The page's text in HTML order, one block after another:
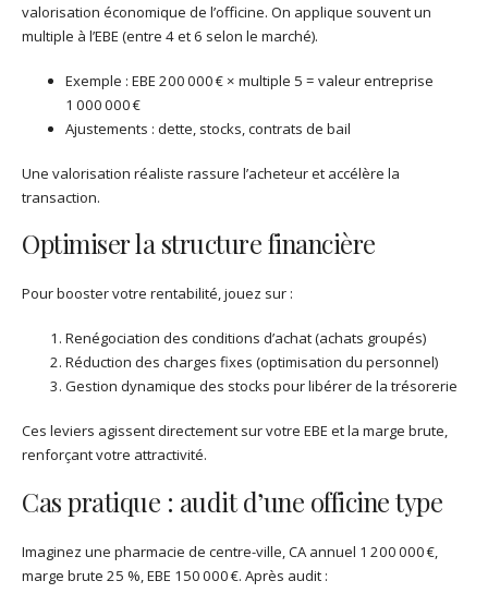
valorisation économique de l’officine. On applique souvent un
multiple à l’EBE (entre 4 et 6 selon le marché).
Exemple : EBE 200 000 € × multiple 5 = valeur entreprise
1 000 000 €
Ajustements : dette, stocks, contrats de bail
Une valorisation réaliste rassure l’acheteur et accélère la
transaction.
Optimiser la structure financière
Pour booster votre rentabilité, jouez sur :
Renégociation des conditions d’achat (achats groupés)
Réduction des charges fixes (optimisation du personnel)
Gestion dynamique des stocks pour libérer de la trésorerie
Ces leviers agissent directement sur votre EBE et la marge brute,
renforçant votre attractivité.
Cas pratique : audit d’une officine type
Imaginez une pharmacie de centre-ville, CA annuel 1 200 000 €,
marge brute 25 %, EBE 150 000 €. Après audit :